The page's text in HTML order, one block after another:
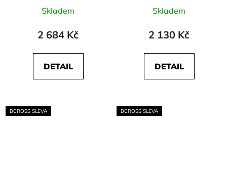
Skladem
2 684 Kč
DETAIL
Skladem
2 130 Kč
DETAIL
BCROSS SLEVA BCROSS SLEVA